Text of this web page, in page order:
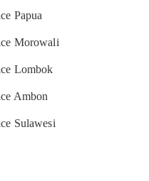
Papua
Morowali
Lombok
Ambon
Sulawesi